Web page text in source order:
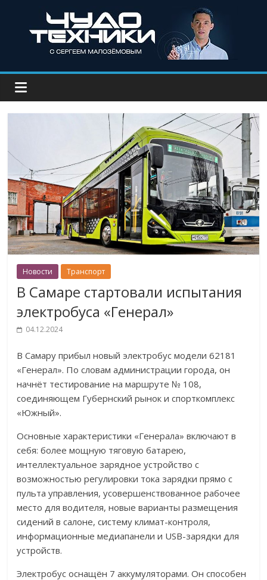
Новости Транспорт
В Самаре стартовали испытания
электробуса «Генерал»
04.12.2024
В Самару прибыл новый электробус модели 62181
«Генерал». По словам администрации города, он
начнёт тестирование на маршруте № 108,
соединяющем Губернский рынок и спорткомплекс
«Южный».
Основные характеристики «Генерала» включают в
себя: более мощную тяговую батарею,
интеллектуальное зарядное устройство с
возможностью регулировки тока зарядки прямо с
пульта управления, усовершенствованное рабочее
место для водителя, новые варианты размещения
сидений в салоне, систему климат-контроля,
информационные медиапанели и USB-зарядки для
устройств.
Электробус оснащён 7 аккумуляторами. Он способен